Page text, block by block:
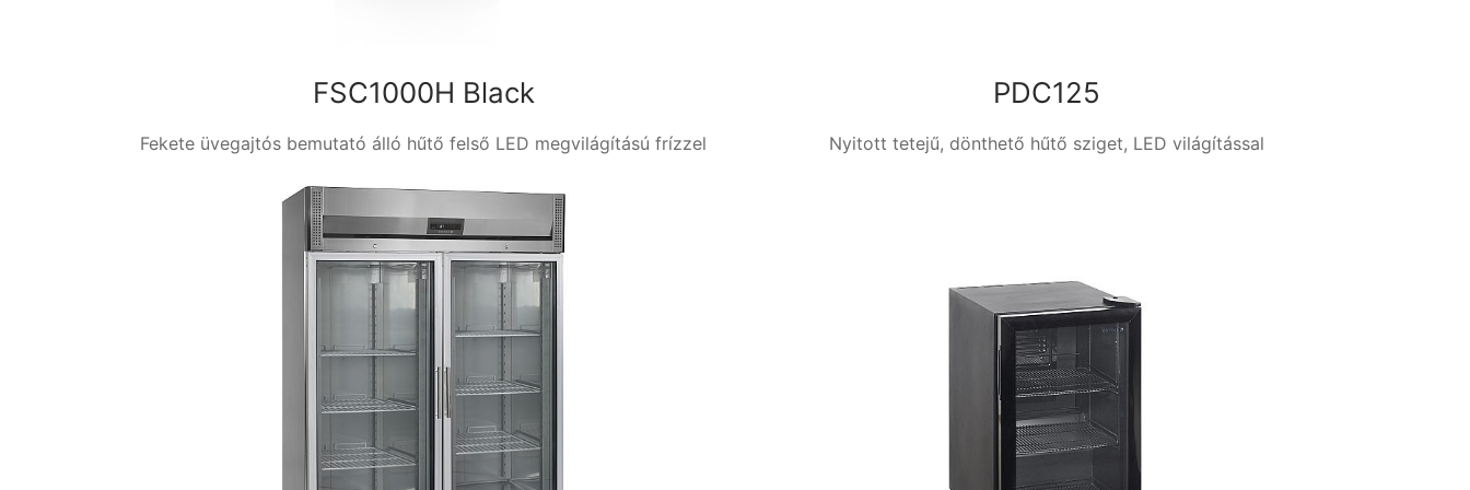
FSC1000H Black
Fekete üvegajtós bemutató álló hűtő felső LED megvilágítású frízzel
PDC125
Nyitott tetejű, dönthető hűtő sziget, LED világítással